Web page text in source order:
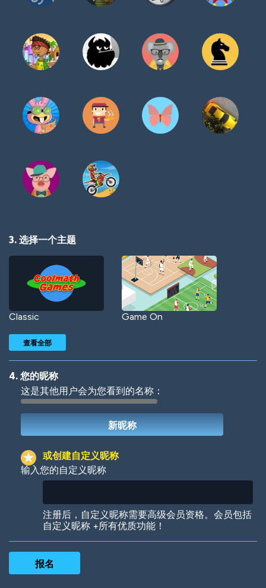
3. 选择一个主题
Classic Game On
Woof Jungle Cats
查看全部
4. 您的昵称
这是其他用户会为您看到的名称：
或创建自定义昵称
输入您的自定义昵称
注册后，自定义昵称需要高级会员资格。会员包括
自定义昵称 +所有优质功能！